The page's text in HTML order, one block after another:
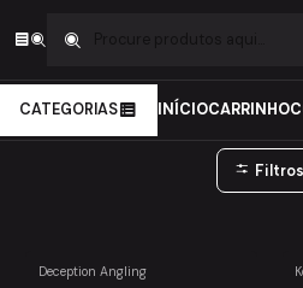
CATEGORIAS INÍCIOCARRINHO
Filtros
Deception Angling